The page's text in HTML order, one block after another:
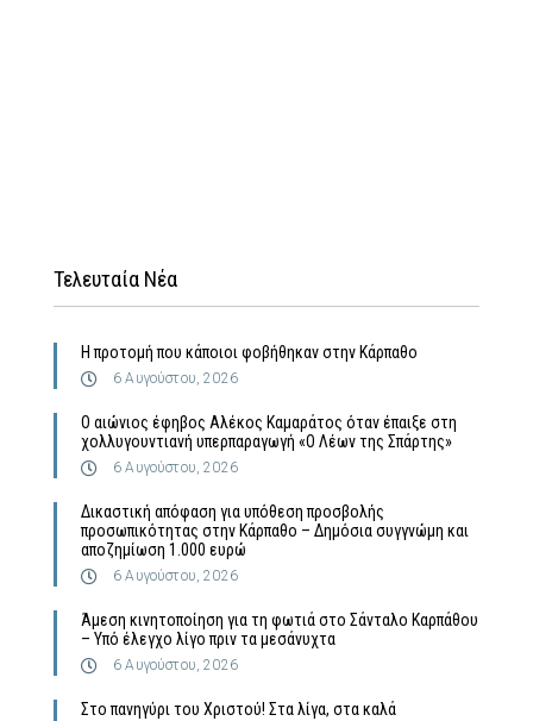
Τελευταία Νέα
Η προτομή που κάποιοι φοβήθηκαν στην Κάρπαθο
6 Αυγούστου, 2026
Ο αιώνιος έφηβος Αλέκος Καμαράτος όταν έπαιξε στη
χολλυγουντιανή υπερπαραγωγή «Ο Λέων της Σπάρτης»
6 Αυγούστου, 2026
Δικαστική απόφαση για υπόθεση προσβολής
προσωπικότητας στην Κάρπαθο – Δημόσια συγγνώμη και
αποζημίωση 1.000 ευρώ
6 Αυγούστου, 2026
Άμεση κινητοποίηση για τη φωτιά στο Σάνταλο Καρπάθου
– Υπό έλεγχο λίγο πριν τα μεσάνυχτα
6 Αυγούστου, 2026
Στο πανηγύρι του Χριστού! Στα λίγα, στα καλά